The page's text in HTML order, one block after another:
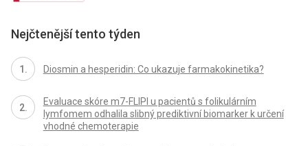
Nejčtenější tento týden
Diosmin a hesperidin: Co ukazuje farmakokinetika?
Evaluace skóre m7-FLIPI u pacientů s folikulárním
lymfomem odhalila slibný prediktivní biomarker k určení
vhodné chemoterapie